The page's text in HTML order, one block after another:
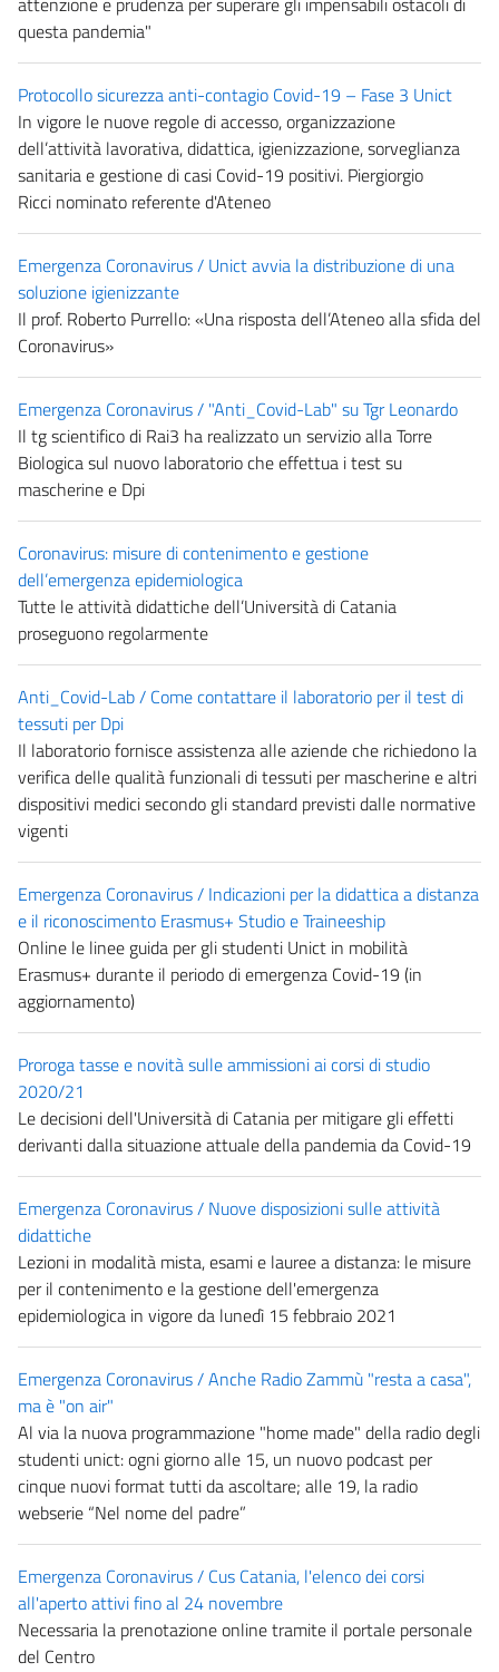
questa pandemia"
Protocollo sicurezza anti-contagio Covid-19 – Fase 3 Unict
In vigore le nuove regole di accesso, organizzazione
dell’attività lavorativa, didattica, igienizzazione, sorveglianza
sanitaria e gestione di casi Covid-19 positivi. Piergiorgio
Ricci nominato referente d'Ateneo
Emergenza Coronavirus / Unict avvia la distribuzione di una
soluzione igienizzante
Il prof. Roberto Purrello: «Una risposta dell’Ateneo alla sfida del
Coronavirus»
Emergenza Coronavirus / "Anti_Covid-Lab" su Tgr Leonardo
Il tg scientifico di Rai3 ha realizzato un servizio alla Torre
Biologica sul nuovo laboratorio che effettua i test su
mascherine e Dpi
Coronavirus: misure di contenimento e gestione
dell’emergenza epidemiologica
Tutte le attività didattiche dell’Università di Catania
proseguono regolarmente
Anti_Covid-Lab / Come contattare il laboratorio per il test di
tessuti per Dpi
Il laboratorio fornisce assistenza alle aziende che richiedono la
verifica delle qualità funzionali di tessuti per mascherine e altri
dispositivi medici secondo gli standard previsti dalle normative
vigenti
Emergenza Coronavirus / Indicazioni per la didattica a distanza
e il riconoscimento Erasmus+ Studio e Traineeship
Online le linee guida per gli studenti Unict in mobilità
Erasmus+ durante il periodo di emergenza Covid-19 (in
aggiornamento)
Proroga tasse e novità sulle ammissioni ai corsi di studio
2020/21
Le decisioni dell'Università di Catania per mitigare gli effetti
derivanti dalla situazione attuale della pandemia da Covid-19
Emergenza Coronavirus / Nuove disposizioni sulle attività
didattiche
Lezioni in modalità mista, esami e lauree a distanza: le misure
per il contenimento e la gestione dell'emergenza
epidemiologica in vigore da lunedì 15 febbraio 2021
Emergenza Coronavirus / Anche Radio Zammù "resta a casa",
ma è "on air"
Al via la nuova programmazione "home made" della radio degli
studenti unict: ogni giorno alle 15, un nuovo podcast per
cinque nuovi format tutti da ascoltare; alle 19, la radio
webserie “Nel nome del padre”
Emergenza Coronavirus / Cus Catania, l'elenco dei corsi
all'aperto attivi fino al 24 novembre
Necessaria la prenotazione online tramite il portale personale
del Centro